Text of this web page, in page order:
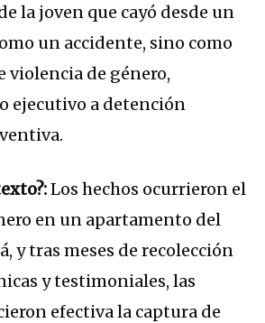
la joven que cayó desde un
un accidente, sino como
violencia de género,
ejecutivo a detención
Los hechos ocurrieron el
en un apartamento del
y tras meses de recolección
y testimoniales, las
efectiva la captura de